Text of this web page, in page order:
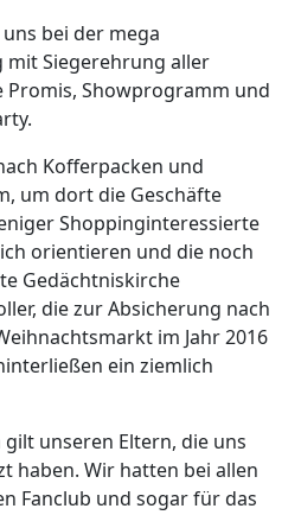
bei der mega
mit Siegerehrung aller
Showprogramm und
Kofferpacken und
um dort die Geschäfte
Shoppinginteressierte
orientieren und die noch
Gedächtniskirche
die zur Absicherung nach
im Jahr 2016
ein ziemlich
unseren Eltern, die uns
haben. Wir hatten bei allen
Fanclub und sogar für das